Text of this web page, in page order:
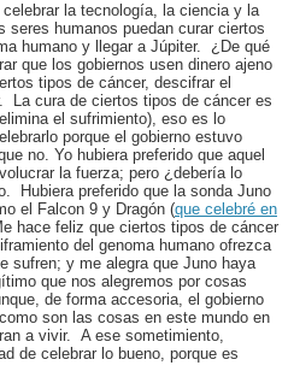
la tecnología, la ciencia y la
seres humanos puedan curar ciertos
humano y llegar a Júpiter. ¿De qué
que los gobiernos usen dinero ajeno
tipos de cáncer, descifrar el
La cura de ciertos tipos de cáncer es
el sufrimiento), eso es lo
porque el gobierno estuvo
no. Yo hubiera preferido que aquel
la fuerza; pero ¿debería lo
Hubiera preferido que la sonda Juno
el Falcon 9 y Dragón (que celebré en
hace feliz que ciertos tipos de cáncer
del genoma humano ofrezca
sufren; y me alegra que Juno haya
que nos alegremos por cosas
de forma accesoria, el gobierno
son las cosas en este mundo en
a vivir. A ese sometimiento,
de celebrar lo bueno, porque es